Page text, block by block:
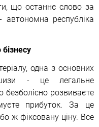
що останнє слово за
автономна республіка
одна з основних
- це легальне
безболісно розвиваєте
прибуток. За це
ж фіксовану ціну. Все